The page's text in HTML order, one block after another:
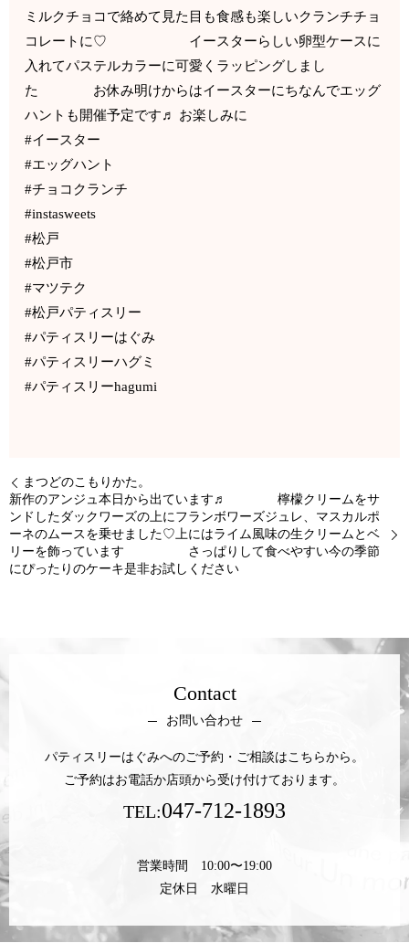
ミルクチョコで絡めて見た目も食感も楽しいクランチチョ
コレートに♡ イースターらしい卵型ケースに
入れてパステルカラーに可愛くラッピングしまし
た お休み明けからはイースターにちなんでエッグ
ハントも開催予定です♬ お楽しみに
#イースター
#エッグハント
#チョコクランチ
#instasweets
#松戸
#松戸市
#マツテク
#松戸パティスリー
#パティスリーはぐみ
#パティスリーハグミ
#パティスリーhagumi
まつどのこもりかた。
新作のアンジュ本日から出ています♬ 檸檬クリームをサ
ンドしたダックワーズの上にフランボワーズジュレ、マスカルポ
ーネのムースを乗せました♡上にはライム風味の生クリームとベ
リーを飾っています さっぱりして食べやすい今の季節
にぴったりのケーキ是非お試しください
Contact
お問い合わせ
パティスリーはぐみへのご予約・ご相談はこちらから。
ご予約はお電話か店頭から受け付けております。
TEL:047-712-1893
営業時間 10:00〜19:00
定休日 水曜日